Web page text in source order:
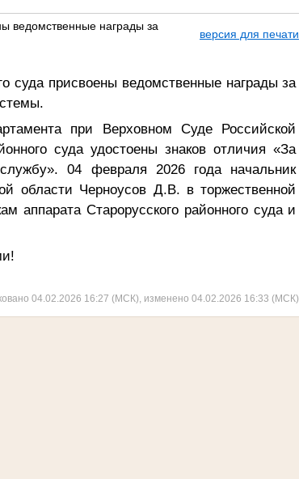
ведомственные награды за
версия для печати
суда присвоены ведомственные награды за
при Верховном Суде Российской
суда удостоены знаков отличия «За
04 февраля 2026 года начальник
области Черноусов Д.В. в торжественной
аппарата Старорусского районного суда и
04.02.2026 16:27 (МСК), изменено 04.02.2026 16:33 (МСК)